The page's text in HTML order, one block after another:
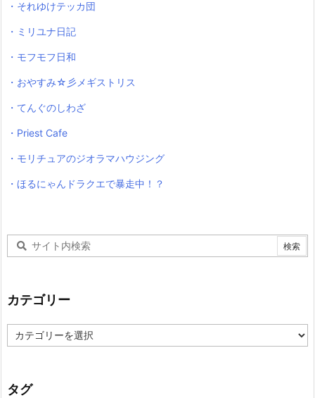
・それゆけテッカ団
・ミリユナ日記
・モフモフ日和
・おやすみ☆彡メギストリス
・てんぐのしわざ
・Priest Cafe
・モリチュアのジオラマハウジング
・ほるにゃんドラクエで暴走中！？
カテゴリー
テ
ー
タグ